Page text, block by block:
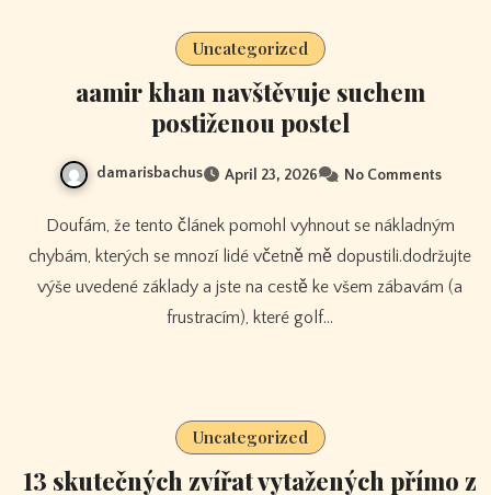
Uncategorized
aamir khan navštěvuje suchem
postiženou postel
damarisbachus April 23, 2026 No Comments
Doufám, že tento článek pomohl vyhnout se nákladným
chybám, kterých se mnozí lidé včetně mě dopustili.dodržujte
výše uvedené základy a jste na cestě ke všem zábavám (a
frustracím), které golf…
Uncategorized
13 skutečných zvířat vytažených přímo z